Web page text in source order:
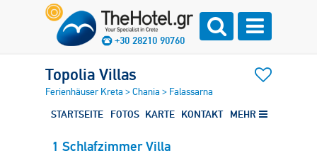
+30 28210 90760
Topolia Villas
Ferienhäuser Kreta >Chania > Falassarna
STARTSEITE FOTOS KARTE KONTAKT MEHR
1 Schlafzimmer Villa